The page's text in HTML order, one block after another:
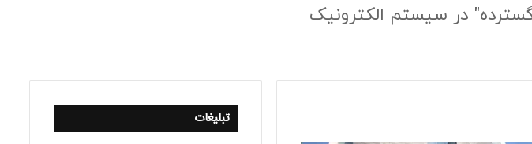
گسترده" در سیستم الکترونیک
تبلیغات